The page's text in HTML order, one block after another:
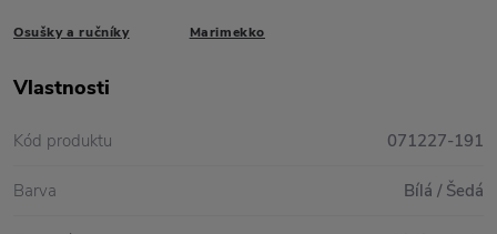
Osušky a ručníky Marimekko
Vlastnosti
Kód produktu 071227-191
Barva Bílá / Šedá